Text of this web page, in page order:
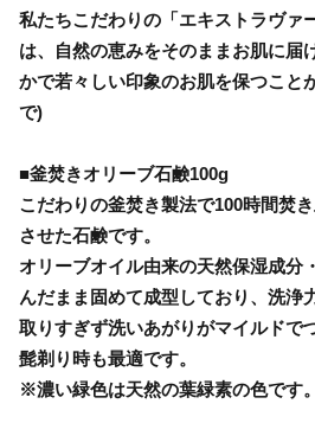
私たちこだわりの「エキストラヴァ
は、自然の恵みをそのままお肌に届
かで若々しい印象のお肌を保つこと
で)
■釜焚きオリーブ石鹸100g
こだわりの釜焚き製法で100時間焚
させた石鹸です。
オリーブオイル由来の天然保湿成分
んだまま固めて成型しており、洗浄
取りすぎず洗いあがりがマイルドで
髭剃り時も最適です。
※濃い緑色は天然の葉緑素の色です。